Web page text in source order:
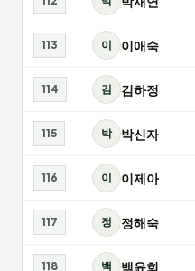
113 이 이애숙
114 김 김하정
115 박 박신자
116 이 이제아
117 정 정해숙
118 백 백윤희